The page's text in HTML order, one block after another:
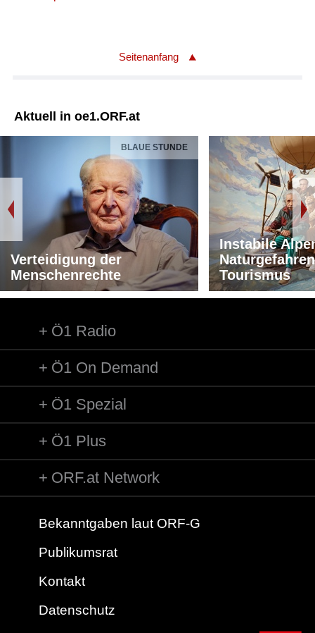
Seitenanfang
Aktuell in oe1.ORF.at
BLAUE STUNDE
Verteidigung der
Menschenrechte
Instabile
Tourismus
Ö1 Radio
Ö1 On Demand
Ö1 Spezial
Ö1 Plus
ORF.at Network
Bekanntgaben laut ORF-G
Publikumsrat
Kontakt
Datenschutz